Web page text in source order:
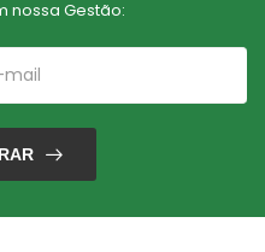
nossa Gestão: